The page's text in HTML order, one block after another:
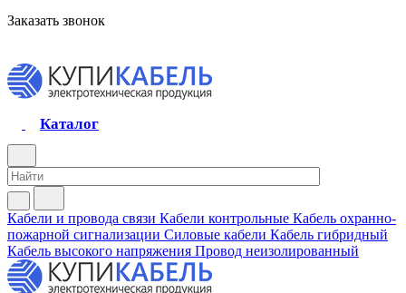
Заказать звонок
Каталог
Кабели и провода связи Кабели контрольные Кабель охранно-
пожарной сигнализации Силовые кабели Кабель гибридный
Кабель высокого напряжения Провод неизолированный